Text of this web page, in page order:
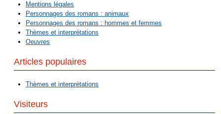
Mentions légales
Personnages des romans : animaux
Personnages des romans : hommes et femmes
Thèmes et interprétations
Oeuvres
Articles populaires
Thèmes et interprétations
Visiteurs